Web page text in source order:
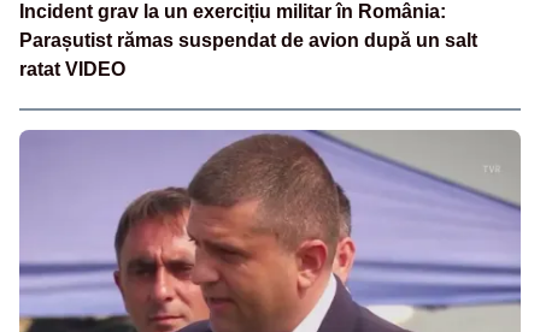
Incident grav la un exercițiu militar în România:
Parașutist rămas suspendat de avion după un salt
ratat VIDEO